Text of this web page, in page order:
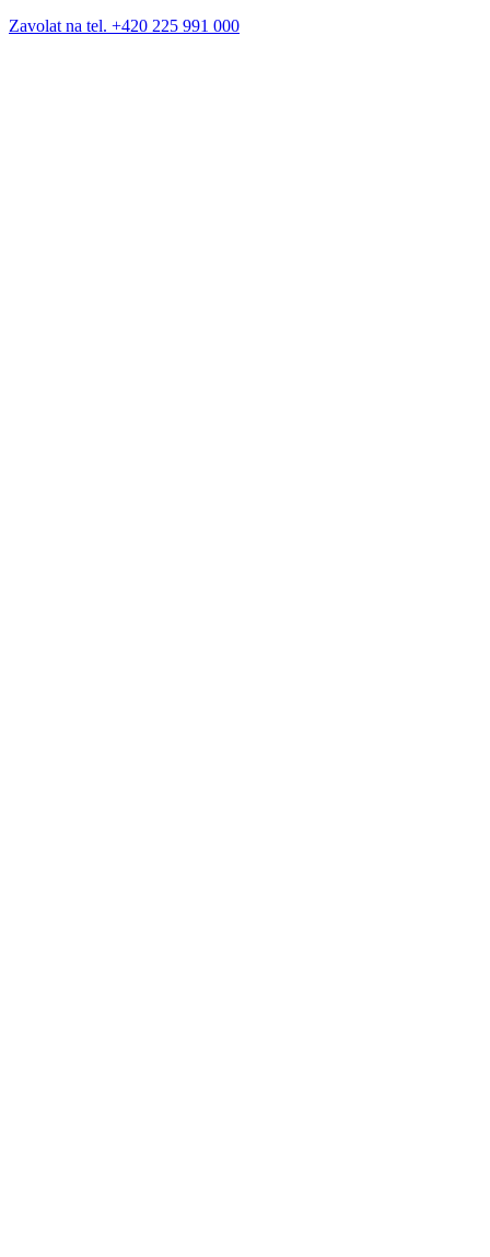
Zavolat na tel. +420 225 991 000